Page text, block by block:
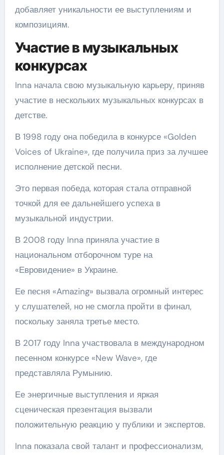
добавляет уникальности ее выступлениям и
композициям.
Участие в музыкальных
конкурсах
Inna начала свою музыкальную карьеру, приняв
участие в нескольких музыкальных конкурсах в
детстве.
В 1998 году она победила в конкурсе «Golden
Voices of Ukraine», где получила приз за лучшее
исполнение детской песни.
Это первая победа, которая стала отправной
точкой для ее дальнейшего успеха в
музыкальной индустрии.
В 2008 году Inna приняла участие в
национальном отборочном туре на
«Евровидение» в Украине.
Ее песня «Amazing» вызвала огромный интерес
у слушателей, но не смогла пройти в финал,
поскольку заняла третье место.
В 2017 году Inna участвовала в международном
песенном конкурсе «New Wave», где
представляла Румынию.
Ее энергичные выступления и яркая
сценическая презентация вызвали
положительную реакцию у публики и экспертов.
Inna показала свой талант и профессионализм,